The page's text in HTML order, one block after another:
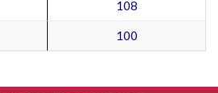
108
100